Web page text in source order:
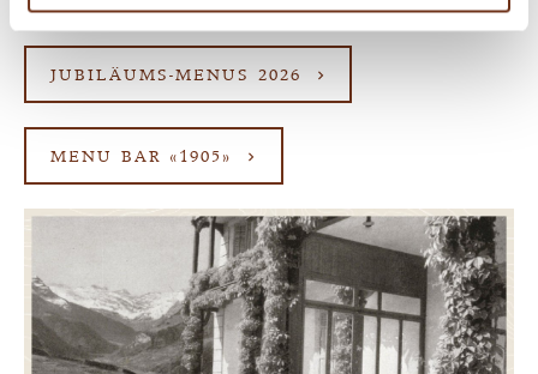
verzaubern.
JUBILÄUMS-MENUS 2026
MENU BAR «1905»